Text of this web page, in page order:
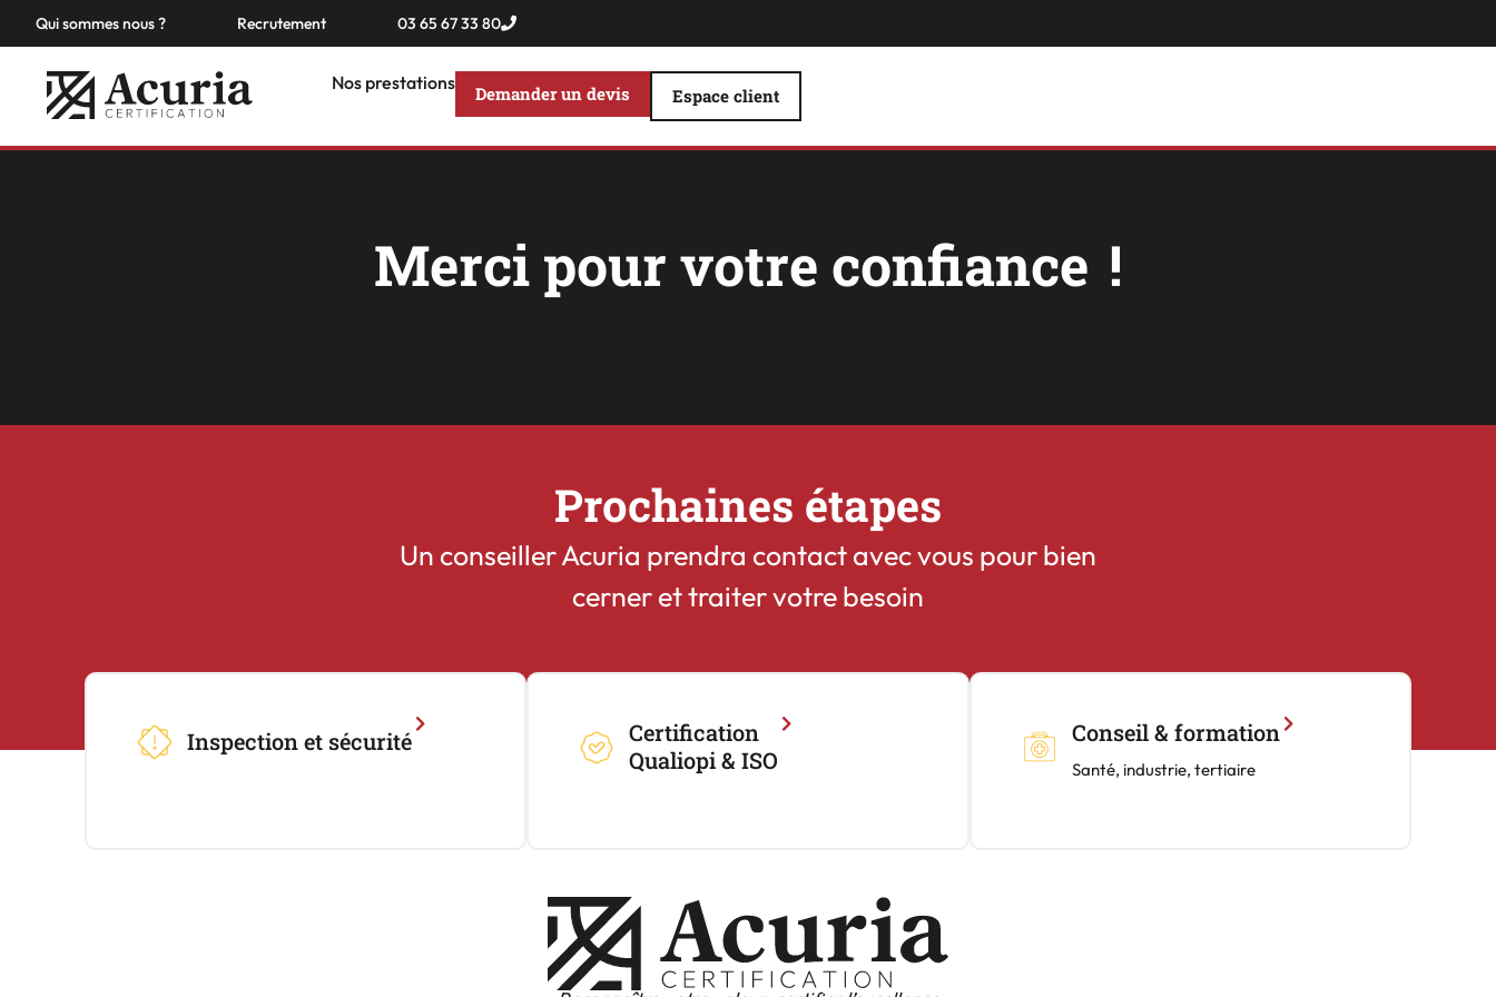
Qui sommes nous ? Recrutement 03 65 67 33 80
Nos prestations Demander un devis Espace client
Merci pour votre confiance !
Prochaines étapes
Un conseiller Acuria prendra contact avec vous pour bien
cerner et traiter votre besoin
Inspection et sécurité
Certification
Qualiopi & ISO
Conseil & formation
Santé, industrie, tertiaire